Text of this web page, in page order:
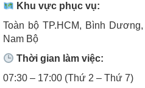
Khu vực phục vụ:
Toàn bộ TP.HCM, Bình
Nam Bộ
Thời gian làm việc:
07:30 – 17:00 (Thứ 2 – Thứ 7)